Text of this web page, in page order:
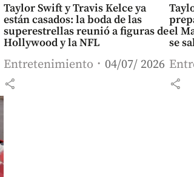
Taylor Swift y Travis Kelce ya
están casados: la boda de las
superestrellas reunió a figuras de
Hollywood y la NFL
Entretenimiento 04/07/ 2026
share
el
se
share